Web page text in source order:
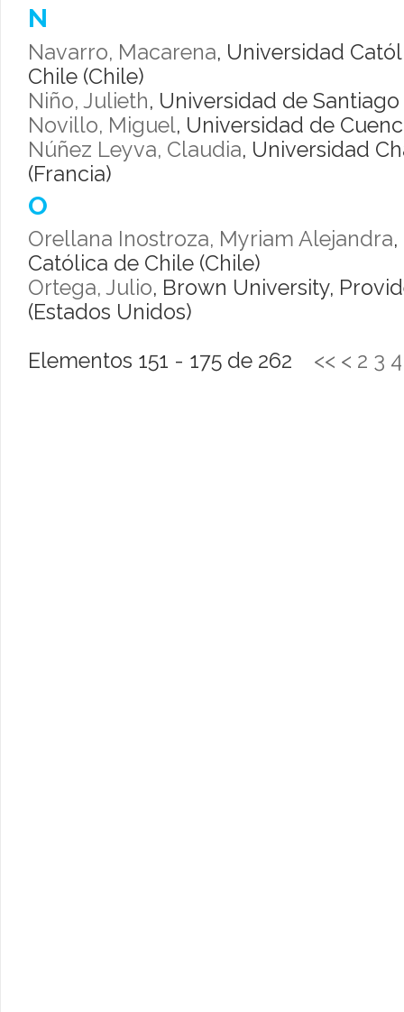
N
Navarro, Macarena, Universidad
Chile (Chile)
Niño, Julieth, Universidad de
Novillo, Miguel, Universidad de
Núñez Leyva, Claudia, Universidad
(Francia)
O
Orellana Inostroza, Myriam Alejandra
Católica de Chile (Chile)
Ortega, Julio, Brown University,
(Estados Unidos)
Elementos 151 - 175 de 262 << < 2 3 4